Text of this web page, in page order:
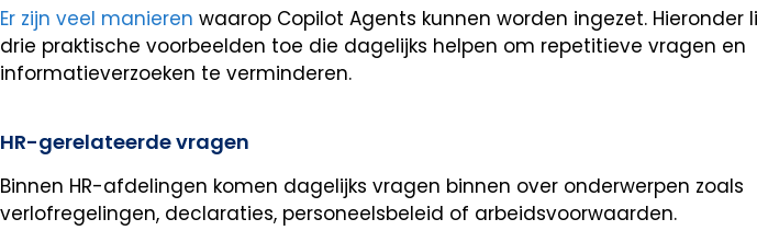
Er zijn veel manieren waarop Copilot Agents kunnen worden ingezet. Hieronder
drie praktische voorbeelden toe die dagelijks helpen om repetitieve vragen en
informatieverzoeken te verminderen.
HR-gerelateerde vragen
Binnen HR-afdelingen komen dagelijks vragen binnen over onderwerpen zoals
verlofregelingen, declaraties, personeelsbeleid of arbeidsvoorwaarden.